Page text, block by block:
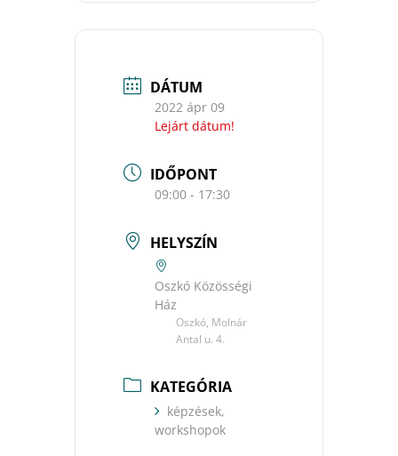
DÁTUM
2022 ápr 09
Lejárt dátum!
IDŐPONT
09:00 - 17:30
HELYSZÍN
Oszkó Közösségi
Ház
Oszkó, Molnár
Antal u. 4.
KATEGÓRIA
képzések,
workshopok